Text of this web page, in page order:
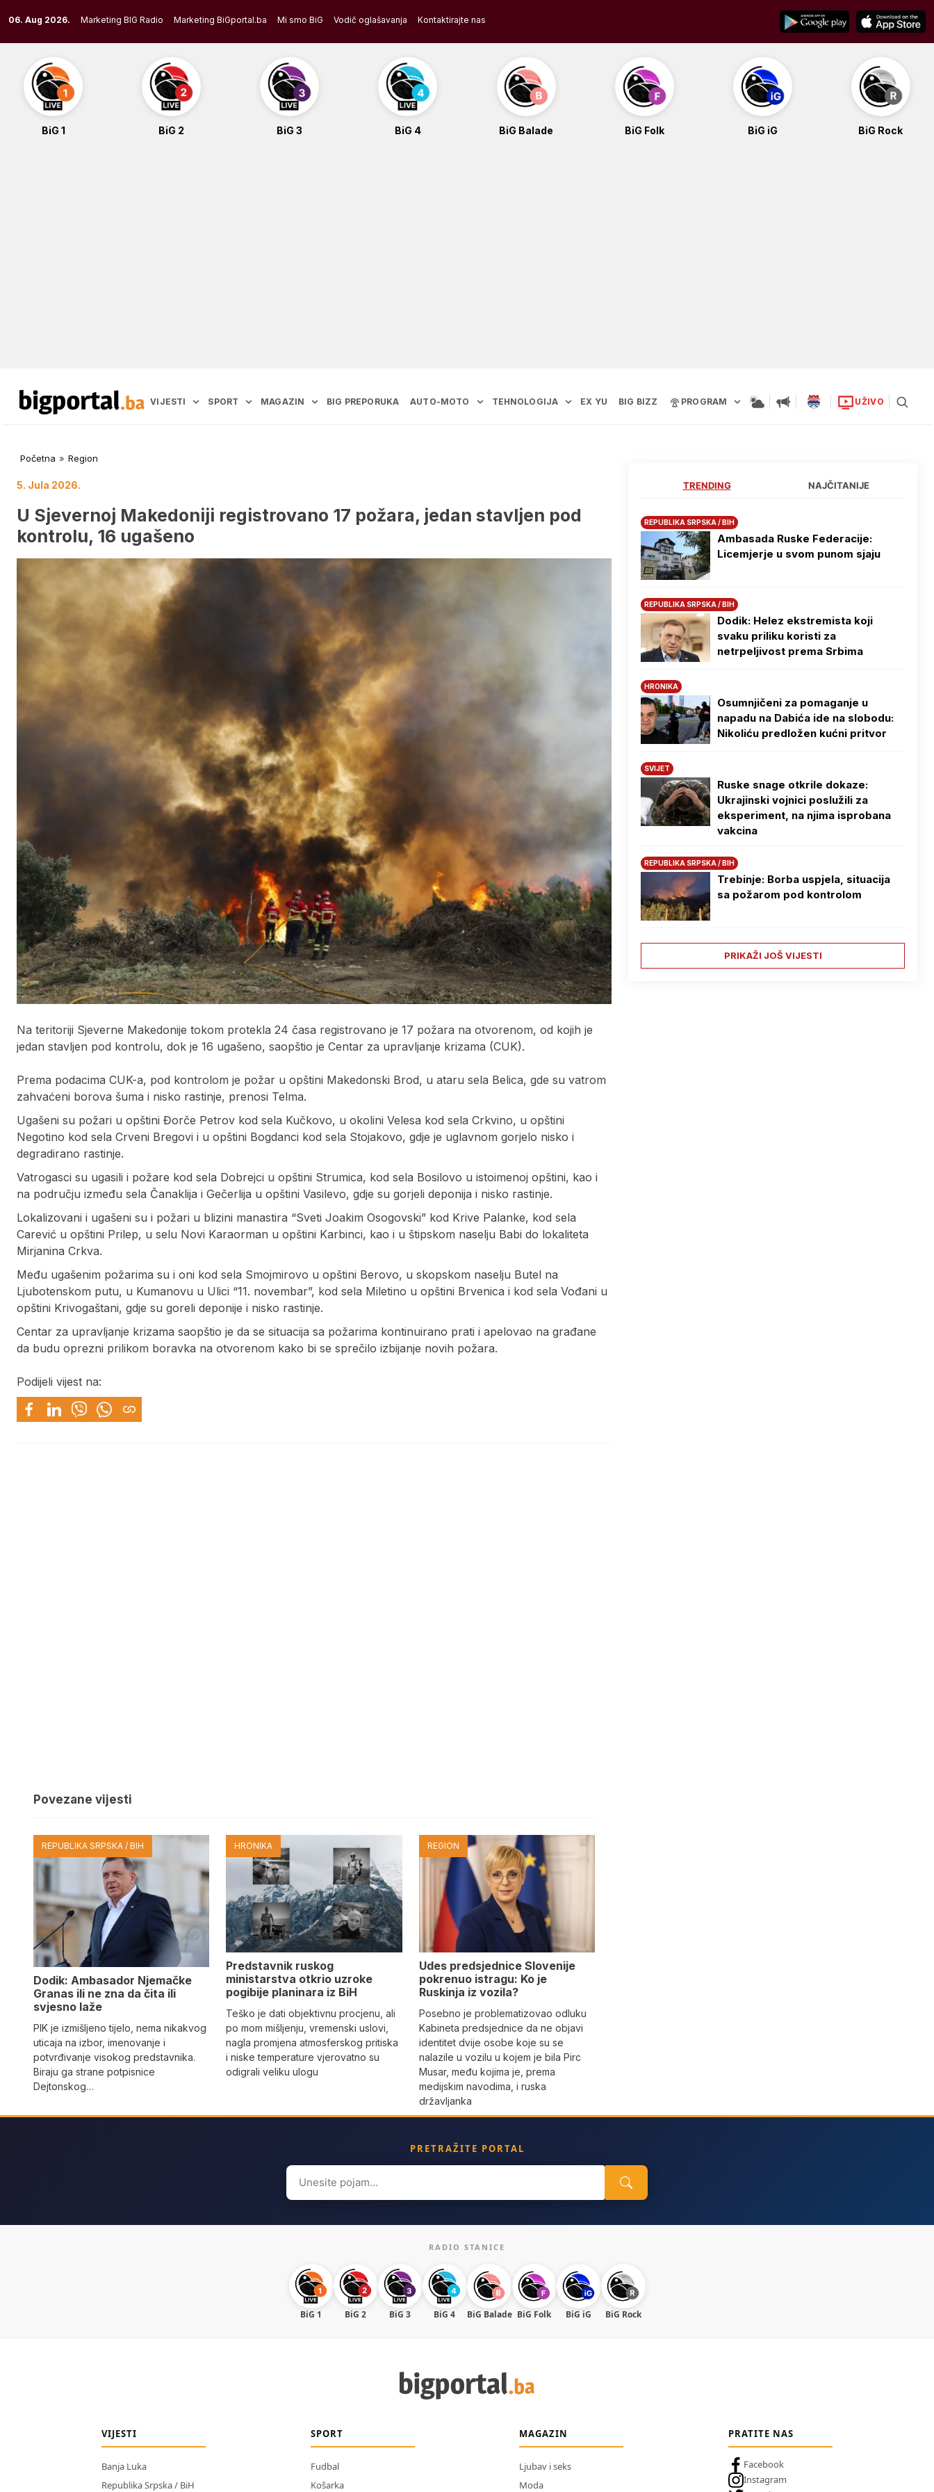
to
content
06. Aug 2026. Marketing BIG Radio Marketing BiGportal.ba Mi smo BiG Vodič oglašavanja Kontaktirajte nas
BiG 1 BiG 2 BiG 3 BiG 4 BiG Balade BiG Folk BiG iG BiG Rock
VIJESTI SPORT MAGAZIN BIG PREPORUKA AUTO-MOTO TEHNOLOGIJA EX YU BIG BIZZ PROGRAM UŽIVO
Početna » Region
5. Jula 2026.
U Sjevernoj Makedoniji registrovano 17 požara, jedan stavljen pod
kontrolu, 16 ugašeno
Na teritoriji Sjeverne Makedonije tokom protekla 24 časa registrovano je 17 požara na otvorenom, od kojih je
jedan stavljen pod kontrolu, dok je 16 ugašeno, saopštio je Centar za upravljanje krizama (CUK).
Prema podacima CUK-a, pod kontrolom je požar u opštini Makedonski Brod, u ataru sela Belica, gde su vatrom
zahvaćeni borova šuma i nisko rastinje, prenosi Telma.
Ugašeni su požari u opštini Đorče Petrov kod sela Kučkovo, u okolini Velesa kod sela Crkvino, u opštini
Negotino kod sela Crveni Bregovi i u opštini Bogdanci kod sela Stojakovo, gdje je uglavnom gorjelo nisko i
degradirano rastinje.
Vatrogasci su ugasili i požare kod sela Dobrejci u opštini Strumica, kod sela Bosilovo u istoimenoj opštini, kao i
na području između sela Čanaklija i Gečerlija u opštini Vasilevo, gdje su gorjeli deponija i nisko rastinje.
Lokalizovani i ugašeni su i požari u blizini manastira “Sveti Јoakim Osogovski” kod Krive Palanke, kod sela
Carević u opštini Prilep, u selu Novi Karaorman u opštini Karbinci, kao i u štipskom naselju Babi do lokaliteta
Mirjanina Crkva.
Među ugašenim požarima su i oni kod sela Smojmirovo u opštini Berovo, u skopskom naselju Butel na
Ljubotenskom putu, u Kumanovu u Ulici “11. novembar”, kod sela Miletino u opštini Brvenica i kod sela Vođani u
opštini Krivogaštani, gdje su goreli deponije i nisko rastinje.
Centar za upravljanje krizama saopštio je da se situacija sa požarima kontinuirano prati i apelovao na građane
da budu oprezni prilikom boravka na otvorenom kako bi se sprečilo izbijanje novih požara.
Podijeli vijest na:
Povezane vijesti
REPUBLIKA SRPSKA / BIH
Dodik: Ambasador Njemačke
Granas ili ne zna da čita ili
svjesno laže
PIK je izmišljeno tijelo, nema nikakvog
uticaja na izbor, imenovanje i
potvrđivanje visokog predstavnika.
Biraju ga strane potpisnice
Dejtonskog…
HRONIKA
Predstavnik ruskog
ministarstva otkrio uzroke
pogibije planinara iz BiH
Teško je dati objektivnu procjenu, ali
po mom mišljenju, vremenski uslovi,
nagla promjena atmosferskog pritiska
i niske temperature vjerovatno su
odigrali veliku ulogu
REGION
Udes predsjednice Slovenije
pokrenuo istragu: Ko je
Ruskinja iz vozila?
Posebno je problematizovao odluku
Kabineta predsjednice da ne objavi
identitet dvije osobe koje su se
nalazile u vozilu u kojem je bila Pirc
Musar, među kojima je, prema
medijskim navodima, i ruska
državljanka
TRENDING NAJČITANIJE
REPUBLIKA SRPSKA / BIH
Ambasada Ruske Federacije:
Licemjerje u svom punom sjaju
REPUBLIKA SRPSKA / BIH
Dodik: Helez ekstremista koji
svaku priliku koristi za
netrpeljivost prema Srbima
HRONIKA
Osumnjičeni za pomaganje u
napadu na Dabića ide na slobodu:
Nikoliću predložen kućni pritvor
SVIJET
Ruske snage otkrile dokaze:
Ukrajinski vojnici poslužili za
eksperiment, na njima isprobana
vakcina
REPUBLIKA SRPSKA / BIH
Trebinje: Borba uspjela, situacija
sa požarom pod kontrolom
PRIKAŽI JOŠ VIJESTI
PRETRAŽITE PORTAL
Search
for:
RADIO STANICE
BiG 1 BiG 2 BiG 3 BiG 4 BiG Balade BiG Folk BiG iG BiG Rock
VIJESTI
Banja Luka
Republika Srpska / BiH
SPORT
Fudbal
Košarka
MAGAZIN
Ljubav i seks
Moda
PRATITE NAS
Facebook
Instagram